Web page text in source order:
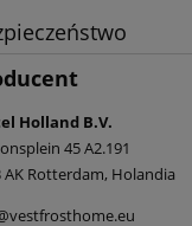
Holland B.V.
45 A2.191
AK Rotterdam, Holandia